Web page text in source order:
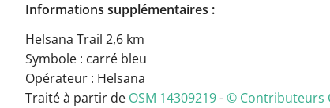
Informations supplémentaires :
Helsana Trail 2,6 km
Symbole : carré bleu
Opérateur : Helsana
Traité à partir de OSM 14309219-© Contributeurs